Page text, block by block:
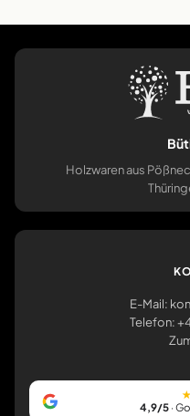
Holzwaren aus
E-Mail:
Telefon:
4,9/5·